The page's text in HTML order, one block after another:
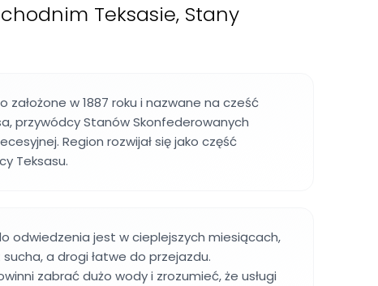
Teksasie, Stany
założone w 1887 roku i nazwane na cześć
przywódcy Stanów Skonfederowanych
Region rozwijał się jako część
Teksasu.
odwiedzenia jest w cieplejszych miesiącach,
a drogi łatwe do przejazdu.
zabrać dużo wody i zrozumieć, że usługi